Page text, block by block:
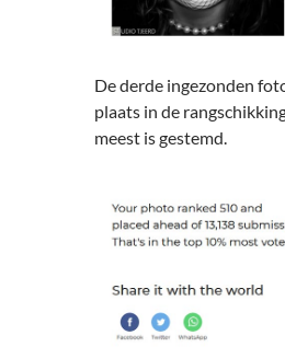
De derde ingezonden
plaats in de
meest is gestemd.